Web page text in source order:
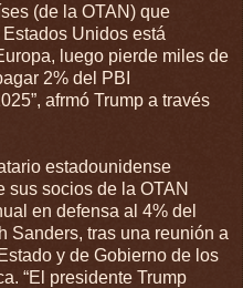
(de la OTAN) que
Unidos está
luego pierde miles de
2% del PBI
afrmó Trump a través
estadounidense
sus socios de la OTAN
en defensa al 4% del
Sanders, tras una reunión a
y de Gobierno de los
“El presidente Trump